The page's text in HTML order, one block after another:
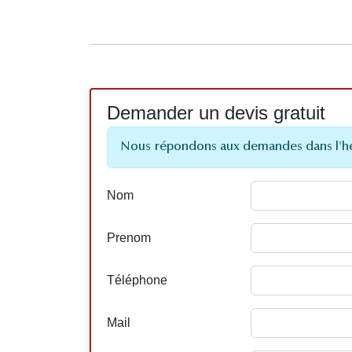
Demander un devis gratuit
Nous répondons aux demandes dans
Nom
Prenom
Téléphone
Mail